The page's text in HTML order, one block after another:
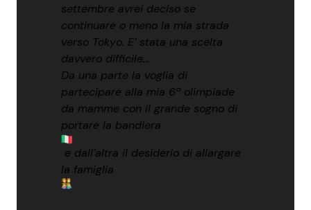
settembre avrei deciso se
continuare o meno la mia strada
verso Tokyo. E’ stata una scelta
davvero difficile…
Da una parte la voglia di
partecipare alla mia 6ª olimpiade
da mamme con il grande sogno di
portare la bandiera
e dall’altra il desiderio di allargare
la famiglia